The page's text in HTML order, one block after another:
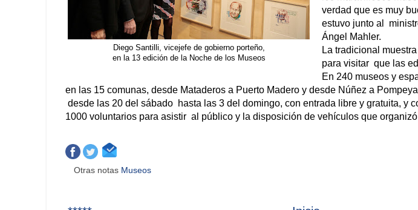
Diego Santilli, vicejefe de gobierno porteño,
en la 13 edición de la Noche de los Museos
verdad que es muy
estuvo junto al
Ángel Mahler.
La tradicional
para visitar que las
En 240 museos y
en las 15 comunas, desde Mataderos a Puerto Madero y desde Núñez a
desde las 20 del sábado hasta las 3 del domingo, con entrada libre y gratuita, y
1000 voluntarios para asistir al público y la disposición de vehículos que
Otras notas Museos